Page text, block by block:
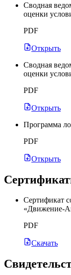
Сводная
оценки
PDF
Открыть
Сводная
оценки
PDF
Открыть
Программа
PDF
Открыть
Сертификат
«Движение-
PDF
Скачать